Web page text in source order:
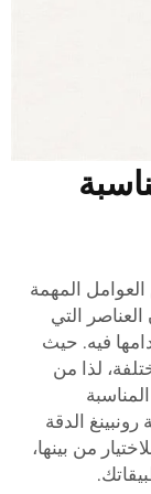
المهمة
التي
فيه. حيث
لذا من
الدقة
من بينها،